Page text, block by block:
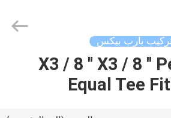
بارب بيكس
3/8 `` X3 / 8 '' X3 / 8 ''
Equal Tee